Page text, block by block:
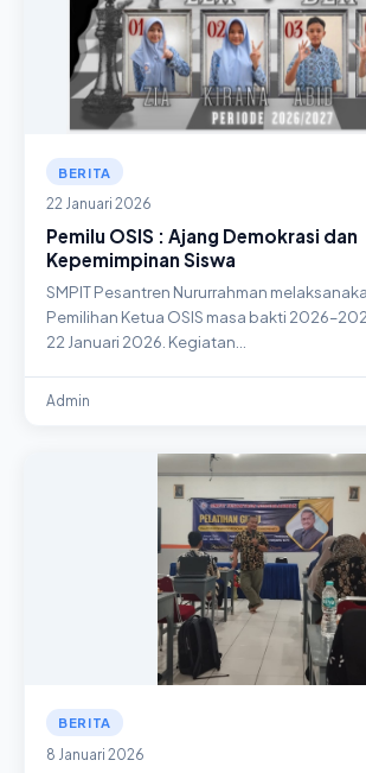
BERITA
22 Januari 2026
Pemilu OSIS : Ajang Demokrasi dan
Kepemimpinan Siswa
SMPIT Pesantren Nururrahman
Pemilihan Ketua OSIS masa bakti
22 Januari 2026. Kegiatan…
Admin
BERITA
8 Januari 2026